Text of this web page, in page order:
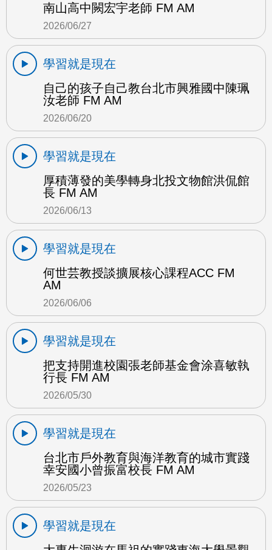
南山高中闕宏宇老師 FM AM
2026/06/27
學習就是現在
自己的孩子自己教台北市興雅國中陳珮
汝老師 FM AM
2026/06/20
學習就是現在
厚積薄發的美學轉身北投文物館洪侃館
長 FM AM
2026/06/13
學習就是現在
何世芸教授談擴展核心課程ACC FM
AM
2026/06/06
學習就是現在
把支持開進校園張老師基金會涂喜敏執
行長 FM AM
2026/05/30
學習就是現在
台北市戶外教育與海洋教育的城市實踐
幸安國小曾振富校長 FM AM
2026/05/23
學習就是現在